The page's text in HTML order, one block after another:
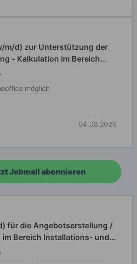
m/d) zur Unterstützung der
- Kalkulation im Bereich
/ Sanitär / Lüftung
möglich
04.08.2026
Jobmail abonnieren
für die Angebotserstellung /
Bereich Installations- und